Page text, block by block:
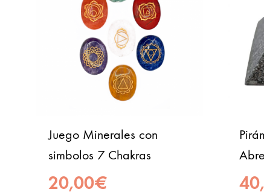
Juego Minerales con
simbolos 7 Chakras
20,00€